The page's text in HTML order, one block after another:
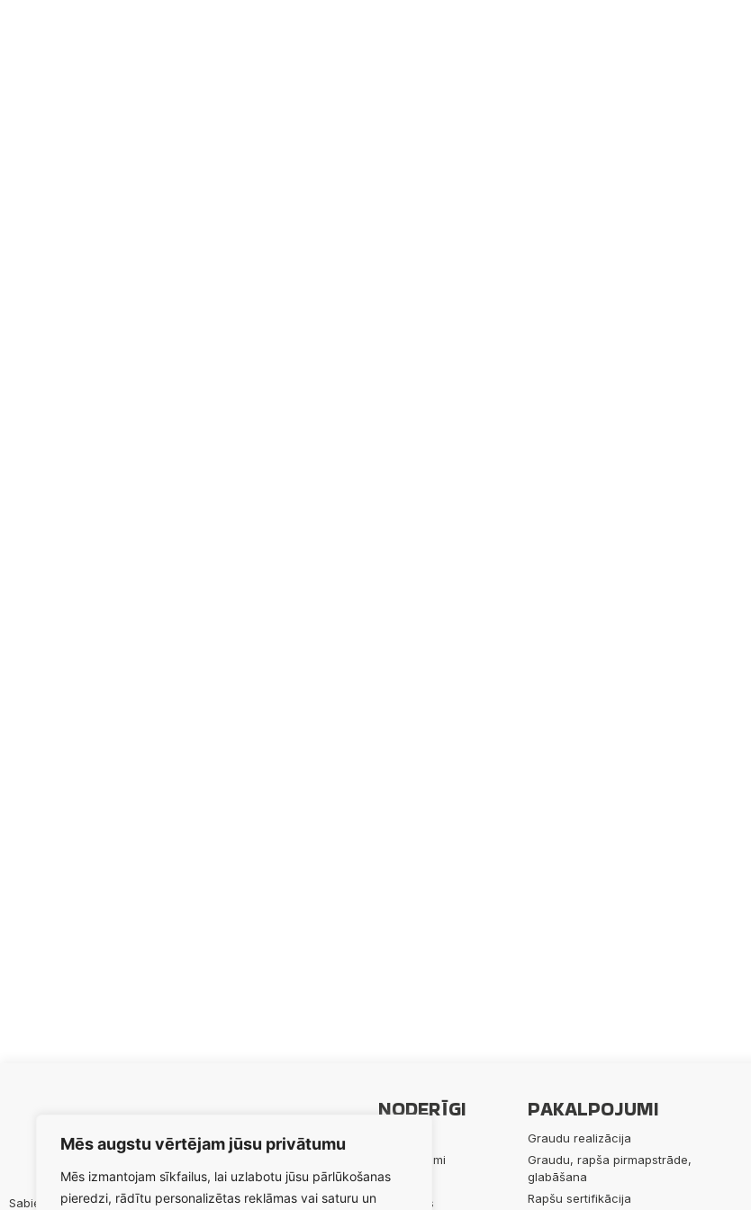
Mēs augstu vērtējam jūsu privātumu
Mēs izmantojam sīkfailus, lai uzlabotu jūsu pārlūkošanas
pieredzi, rādītu personalizētas reklāmas vai saturu un
Sabiedrības mērķis ir maksimizēt biedru lauksaimnieciskās
NODERĪGI
Pakalpojumi
Produkti
Par mums
PAKALPOJUMI
Graudu realizācija
Graudu, rapša pirmapstrāde,
glabāšana
Rapšu sertifikācija